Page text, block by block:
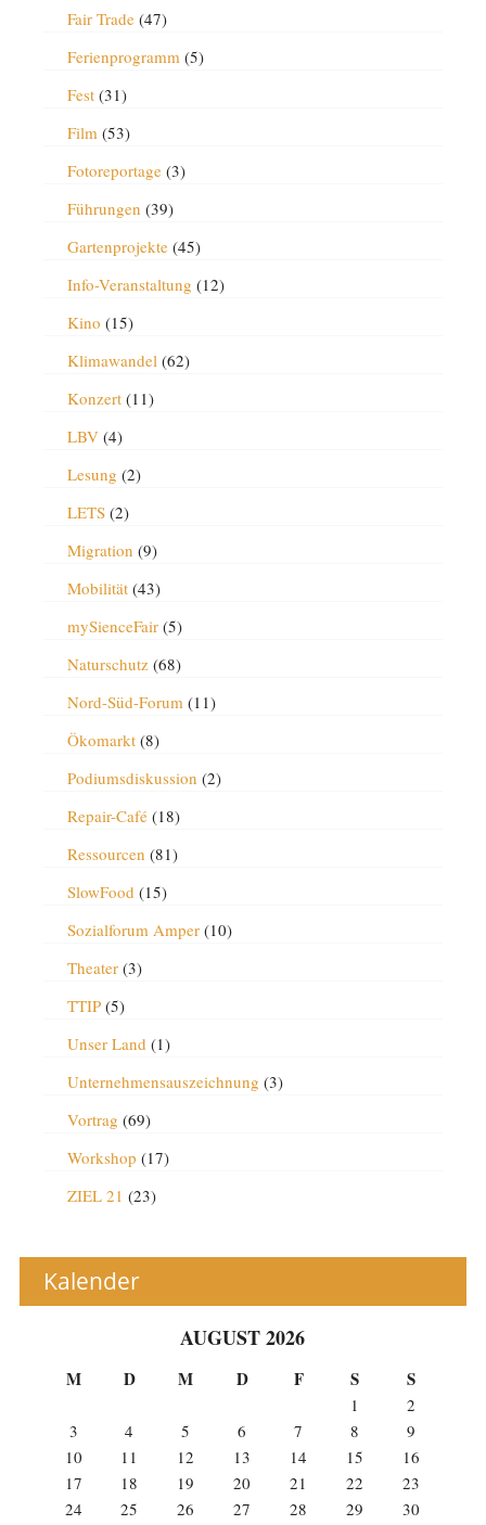
Fair Trade(47)
Ferienprogramm(5)
Fest(31)
Film(53)
Fotoreportage(3)
Führungen (39)
Gartenprojekte(45)
Info-Veranstaltung (12)
Kino (15)
Klimawandel(62)
Konzert(11)
LBV(4)
Lesung (2)
LETS(2)
Migration (9)
Mobilität(43)
mySienceFair(5)
Naturschutz(68)
Nord-Süd-Forum(11)
Ökomarkt(8)
Podiumsdiskussion (2)
Repair-Café(18)
Ressourcen (81)
SlowFood (15)
Sozialforum Amper(10)
Theater(3)
TTIP(5)
Unser Land (1)
Unternehmensauszeichnung (3)
Vortrag (69)
Workshop (17)
ZIEL 21 (23)
Kalender
AUGUST 2026
M D M D F S S
1
2
3
4 5 6 7 8
9
10
11 12 13 14 15
16
17
18 19 20 21 22
23
24
25 26 27 28 29
30